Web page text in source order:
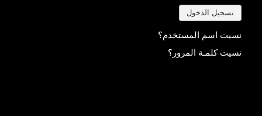
تسجيل الدخول
نسيت اسم المستخدم؟
نسيت كلمـة المرور؟